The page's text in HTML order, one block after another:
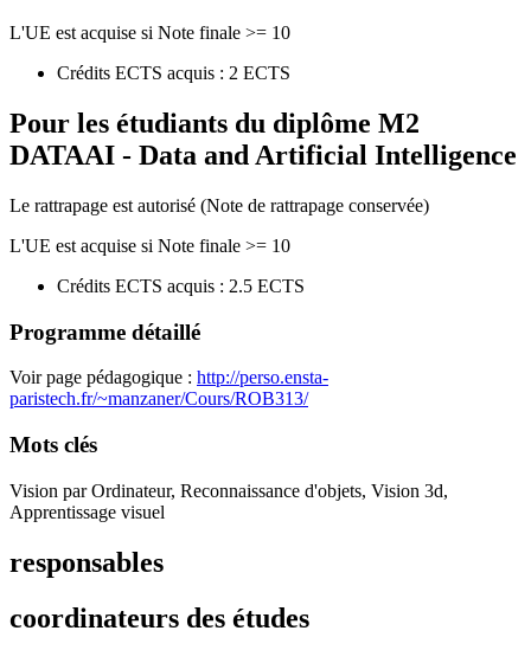
L'UE est acquise si Note finale >= 10
Crédits ECTS acquis : 2 ECTS
Pour les étudiants du diplôme M2
DATAAI - Data and Artificial Intelligence
Le rattrapage est autorisé (Note de rattrapage conservée)
L'UE est acquise si Note finale >= 10
Crédits ECTS acquis : 2.5 ECTS
Programme détaillé
Voir page pédagogique : http://perso.ensta-
paristech.fr/~manzaner/Cours/ROB313/
Mots clés
Vision par Ordinateur, Reconnaissance d'objets, Vision 3d,
Apprentissage visuel
responsables
coordinateurs des études